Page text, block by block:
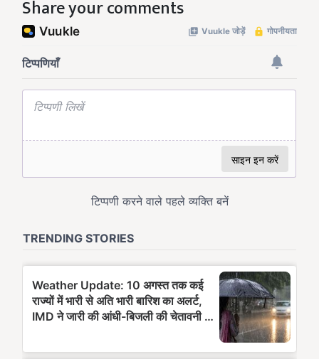
Share your comments